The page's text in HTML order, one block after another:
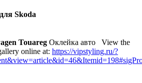
Skoda
Touareg Оклейка авто
View the
online at: https://vipstyling.ru/?